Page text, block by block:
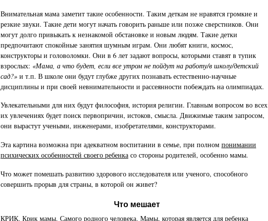
Внимательная мама заметит такие особенности. Таким деткам не нравятся громкие и
резкие звуки. Такие дети могут начать говорить раньше или позже сверстников. Они
могут долго привыкать к незнакомой обстановке и новым людям. Такие детки
предпочитают спокойные занятия шумным играм. Они любят книги, космос,
конструкторы и головоломки. Они в 6 лет задают вопросы, которыми ставят в тупик
взрослых: «Мама, а что будет, если все утром не пойдут на работу/в школу/детский
сад?» и т.п. В школе они будут глубже других познавать естественно-научные
дисциплины и при своей невнимательности и рассеянности побеждать на олимпиадах.
Увлекательными для них будут философия, история религии. Главным вопросом во всех
их увлечениях будет поиск первопричин, истоков, смысла. Движимые таким запросом,
они вырастут учеными, инженерами, изобретателями, конструкторами.
Эта картина возможна при адекватном воспитании в семье, при полном понимании
психических особенностей своего ребенка со стороны родителей, особенно мамы.
Что может помешать развитию здорового исследователя или ученого, способного
совершить прорыв для страны, в которой он живет?
Что мешает
КРИК. Крик мамы. Самого родного человека. Мамы, которая является для ребенка